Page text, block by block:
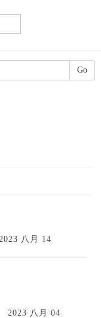
八月 14
2023 八月 04
Go